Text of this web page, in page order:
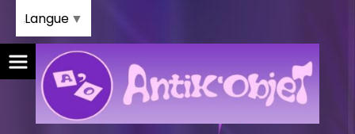
Langue ▼